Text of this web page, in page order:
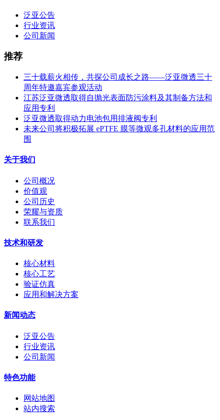
泛亚公告
行业资讯
公司新闻
推荐
三十载薪火相传，共探公司成长之路——泛亚微透三十
周年特邀嘉宾参观活动
江苏泛亚微透取得自抛光表面防污涂料及其制备方法和
应用专利
泛亚微透取得动力电池包用排液阀专利
未来公司将积极拓展 ePTFE 膜等微观多孔材料的应用范
围
关于我们
公司概况
价值观
公司历史
荣耀与资质
联系我们
技术和研发
核心材料
核心工艺
验证仿真
应用和解决方案
新闻动态
泛亚公告
行业资讯
公司新闻
特色功能
网站地图
站内搜索